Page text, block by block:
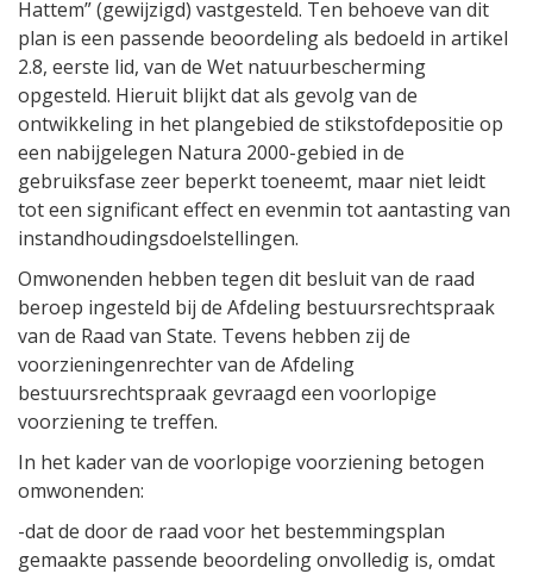
Hattem” (gewijzigd) vastgesteld. Ten behoeve van dit
plan is een passende beoordeling als bedoeld in artikel
2.8, eerste lid, van de Wet natuurbescherming
opgesteld. Hieruit blijkt dat als gevolg van de
ontwikkeling in het plangebied de stikstofdepositie op
een nabijgelegen Natura 2000-gebied in de
gebruiksfase zeer beperkt toeneemt, maar niet leidt
tot een significant effect en evenmin tot aantasting van
instandhoudingsdoelstellingen.
Omwonenden hebben tegen dit besluit van de raad
beroep ingesteld bij de Afdeling bestuursrechtspraak
van de Raad van State. Tevens hebben zij de
voorzieningenrechter van de Afdeling
bestuursrechtspraak gevraagd een voorlopige
voorziening te treffen.
In het kader van de voorlopige voorziening betogen
omwonenden:
-dat de door de raad voor het bestemmingsplan
gemaakte passende beoordeling onvolledig is, omdat